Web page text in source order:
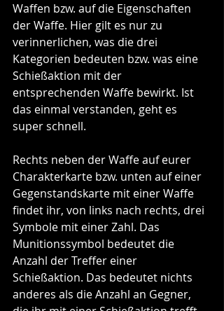
Waffen bzw. auf die Eigenschaften
der Waffe. Hier gilt es nur zu
verinnerlichen, was die drei
Kategorien bedeuten bzw. was eine
Schießaktion mit der
entsprechenden Waffe bewirkt. Ist
das einmal verstanden, geht es
super schnell.
Rechts neben der Waffe auf eurer
Charakterkarte bzw. unten auf einer
Gegenstandskarte mit einer Waffe
findet ihr, von links nach rechts, drei
Symbole mit einer Zahl. Das
Munitionssymbol bedeutet die
Anzahl der Treffer einer
Schießaktion. Das bedeutet nichts
anderes als die Anzahl an Gegner,